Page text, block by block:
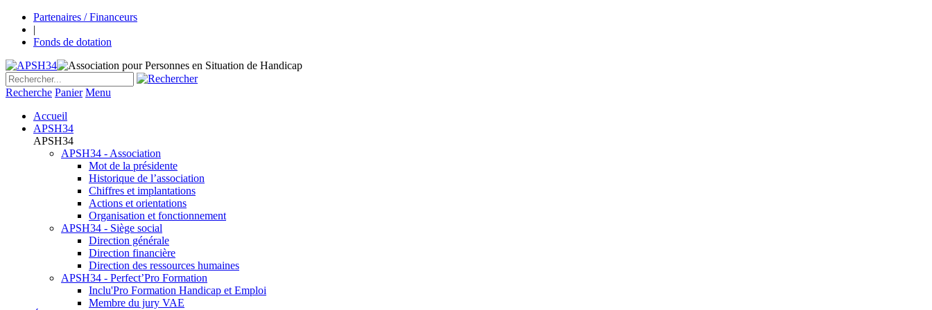
Partenaires / Financeurs
|
Fonds de dotation
Recherche Panier Menu
Accueil
APSH34
APSH34
APSH34 - Association
Mot de la présidente
Historique de l’association
Chiffres et implantations
Actions et orientations
Organisation et fonctionnement
APSH34 - Siège social
Direction générale
Direction financière
Direction des ressources humaines
APSH34 - Perfect’Pro Formation
Inclu'Pro Formation Handicap et Emploi
Membre du jury VAE